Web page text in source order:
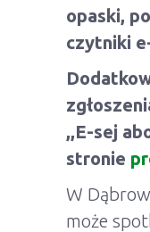
opaski,
czytniki
,,E-sej
stronie
W
może